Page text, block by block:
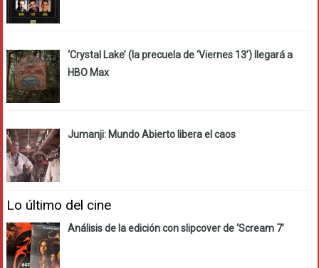
‘Crystal Lake’ (la precuela de ‘Viernes 13’) llegará a
HBO Max
Jumanji: Mundo Abierto libera el caos
Lo último del cine
Análisis de la edición con slipcover de ‘Scream 7’